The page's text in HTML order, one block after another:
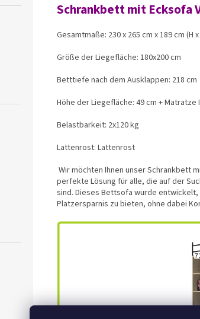
Schrankbett mit Ecksofa
Gesamtmaße: 230 x 265 cm x 189 cm (H
Größe der Liegefläche: 180x200 cm
Betttiefe nach dem Ausklappen: 218 cm
Höhe der Liegefläche: 49 cm + Matratze
Belastbarkeit: 2x120 kg
Lattenrost: Lattenrost
Wir möchten Ihnen unser Schrankbett
perfekte Lösung für alle, die auf der
sind. Dieses Bettsofa wurde entwickelt,
Platzersparnis zu bieten, ohne dabei